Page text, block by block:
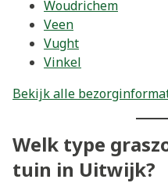
Woudrichem
Veen
Vught
Vinkel
Bekijk alle
Welk type
tuin in Uitwijk?